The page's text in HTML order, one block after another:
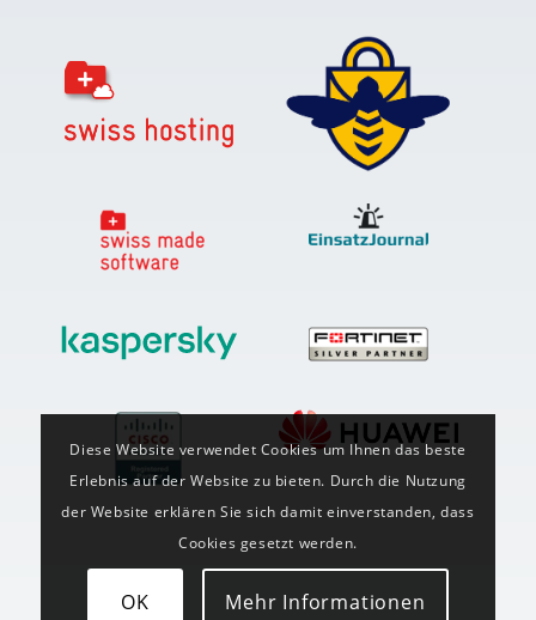
Diese Website verwendet Cookies um Ihnen das beste
Erlebnis auf der Website zu bieten. Durch die Nutzung
der Website erklären Sie sich damit einverstanden, dass
Cookies gesetzt werden.
OK Mehr Informationen